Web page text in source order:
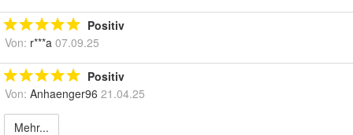
Positiv
Von: r***a 07.09.25
Positiv
Von: Anhaenger96 21.04.25
Mehr...